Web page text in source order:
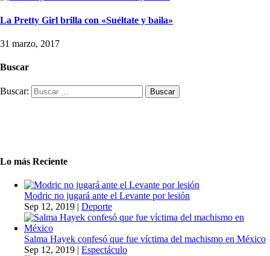
La Pretty Girl brilla con «Suéltate y baila»
31 marzo, 2017
Buscar
Buscar:
Lo más Reciente
Modric no jugará ante el Levante por lesión
Sep 12, 2019 | Deporte
Salma Hayek confesó que fue víctima del machismo en México
Sep 12, 2019 | Espectáculo